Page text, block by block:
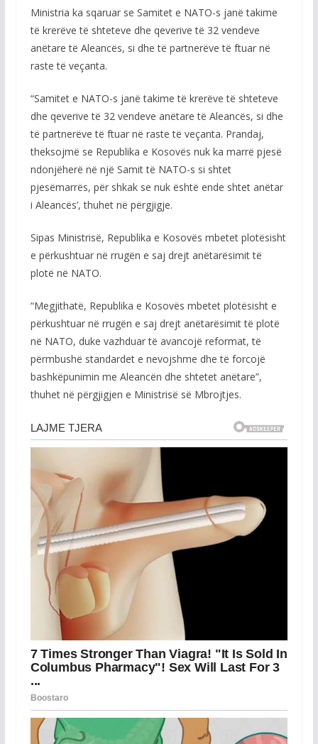
Ministria ka sqaruar se Samitet e NATO-s janë takime
të krerëve të shteteve dhe qeverive të 32 vendeve
anëtare të Aleancës, si dhe të partnerëve të ftuar në
raste të veçanta.
“Samitet e NATO-s janë takime të krerëve të shteteve
dhe qeverive të 32 vendeve anëtare të Aleancës, si dhe
të partnerëve të ftuar në raste të veçanta. Prandaj,
theksojmë se Republika e Kosovës nuk ka marrë pjesë
ndonjëherë në një Samit të NATO-s si shtet
pjesëmarrës, për shkak se nuk është ende shtet anëtar
i Aleancës’, thuhet në përgjigje.
Sipas Ministrisë, Republika e Kosovës mbetet plotësisht
e përkushtuar në rrugën e saj drejt anëtarësimit të
plotë në NATO.
“Megjithatë, Republika e Kosovës mbetet plotësisht e
përkushtuar në rrugën e saj drejt anëtarësimit të plotë
në NATO, duke vazhduar të avancojë reformat, të
përmbushë standardet e nevojshme dhe të forcojë
bashkëpunimin me Aleancën dhe shtetet anëtare”,
thuhet në përgjigjen e Ministrisë së Mbrojtjes.